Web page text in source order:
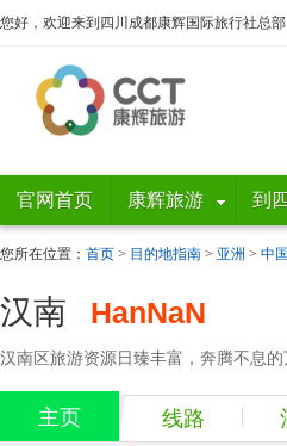
您好，欢迎来到四川成都康辉国际旅行社总部
官网首页 康辉旅游 到
您所在位置： 首页 > 目的地指南 > 亚洲 > 中国
汉南 HanNaN
汉南区旅游资源日臻丰富，奔腾不息
主页 线路